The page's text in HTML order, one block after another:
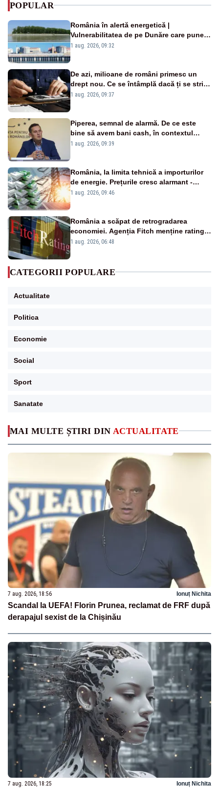
MAI MULTE ȘTIRI DIN ACTUALITATE
7 aug. 2026, 18:56 Ionuț Nichita
Scandal la UEFA! Florin Prunea, reclamat de FRF după
derapajul sexist de la Chișinău
7 aug. 2026, 18:25 Ionuț Nichita
POPULAR
România în alertă energetică |
Vulnerabilitatea de pe Dunăre care pune
în pericol Centrala Cernavodă era
1 aug. 2026, 09:32
De azi, milioane de români primesc un
drept nou. Ce se întâmplă dacă ți se strică
un produs
1 aug. 2026, 09:37
Piperea, semnal de alarmă. De ce este
bine să avem bani cash, în contextul
alertei energetice?
1 aug. 2026, 09:39
România, la limita tehnică a importurilor
de energie. Prețurile cresc alarmant -
Analiză Realitatea Plus
1 aug. 2026, 09:46
România a scăpat de retrogradarea
economiei. Agenția Fitch menține ratingul
„BBB-” cu perspectivă negativă
1 aug. 2026, 06:48
CATEGORII POPULARE
Actualitate
Politica
Economie
Social
Sport
Sanatate